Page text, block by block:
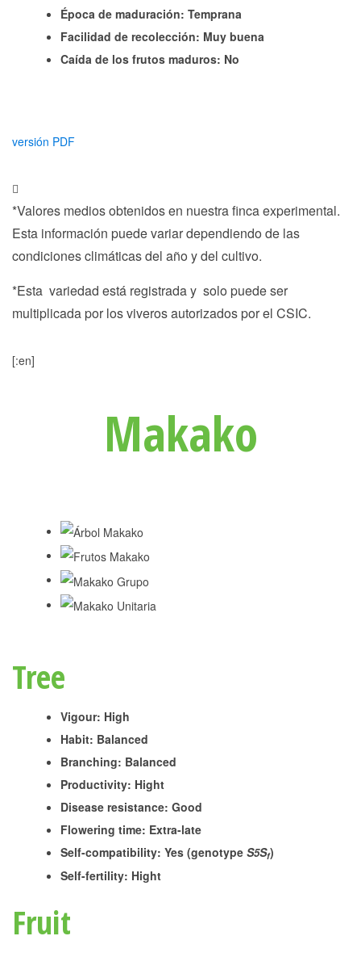
Época de maduración: Temprana
Facilidad de recolección: Muy buena
Caída de los frutos maduros: No
versión PDF
*Valores medios obtenidos en nuestra finca experimental.
Esta información puede variar dependiendo de las
condiciones climáticas del año y del cultivo.
*Esta variedad está registrada y solo puede ser
multiplicada por los viveros autorizados por el CSIC.
[:en]
Makako
Tree
Vigour: High
Habit: Balanced
Branching: Balanced
Productivity: Hight
Disease resistance: Good
Flowering time: Extra-late
Self-compatibility: Yes (genotype S5Sf)
Self-fertility: Hight
Fruit